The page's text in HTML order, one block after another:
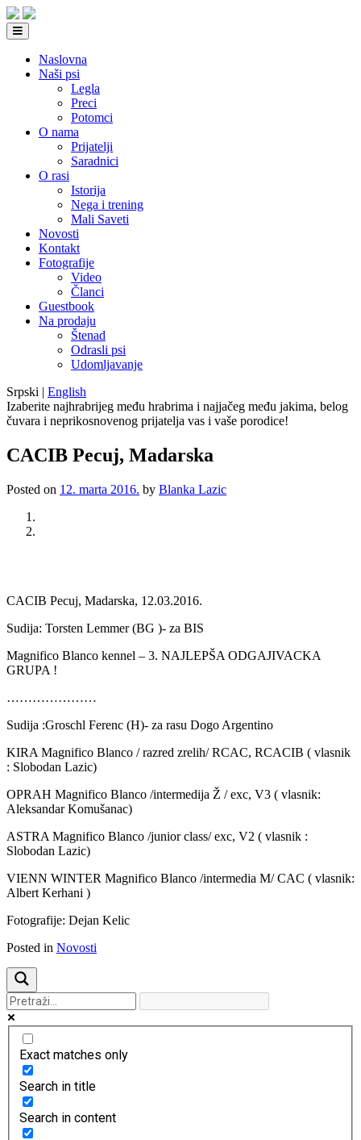
Naslovna
Naši psi
Legla
Preci
Potomci
O nama
Prijatelji
Saradnici
O rasi
Istorija
Nega i trening
Mali Saveti
Novosti
Kontakt
Fotografije
Video
Članci
Guestbook
Na prodaju
Štenad
Odrasli psi
Udomljavanje
Srpski | English
Izaberite najhrabrijeg među hrabrima i najjačeg među jakima, belog
čuvara i neprikosnovenog prijatelja vas i vaše porodice!
CACIB Pecuj, Madarska
Posted on 12. marta 2016. by Blanka Lazic
CACIB Pecuj, Madarska, 12.03.2016.
Sudija: Torsten Lemmer (BG )- za BIS
Magnifico Blanco kennel – 3. NAJLEPŠA ODGAJIVACKA
GRUPA !
…………………
Sudija :Groschl Ferenc (H)- za rasu Dogo Argentino
KIRA Magnifico Blanco / razred zrelih/ RCAC, RCACIB ( vlasnik
: Slobodan Lazic)
OPRAH Magnifico Blanco /intermedija Ž / exc, V3 ( vlasnik:
Aleksandar Komušanac)
ASTRA Magnifico Blanco /junior class/ exc, V2 ( vlasnik :
Slobodan Lazic)
VIENN WINTER Magnifico Blanco /intermedia M/ CAC ( vlasnik:
Albert Kerhani )
Fotografije: Dejan Kelic
Posted in Novosti
Exact matches only
Search in title
Search in content